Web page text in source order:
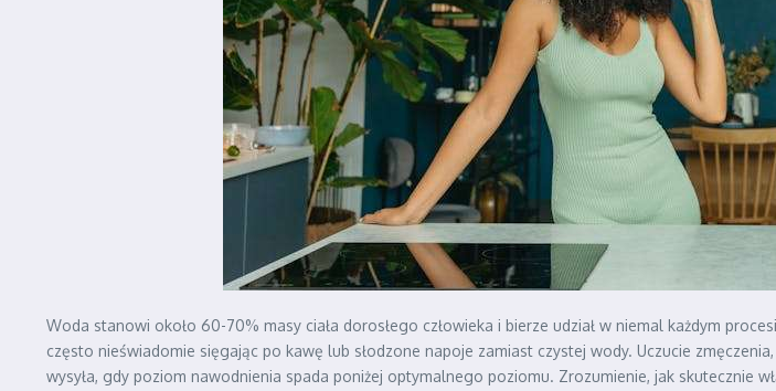
Woda stanowi około 60-70% masy ciała dorosłego człowieka i bierze udział w niemal każdym
często nieświadomie sięgając po kawę lub słodzone napoje zamiast czystej wody. Uczucie
wysyła, gdy poziom nawodnienia spada poniżej optymalnego poziomu. Zrozumienie, jak skutecznie